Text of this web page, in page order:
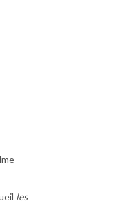
les